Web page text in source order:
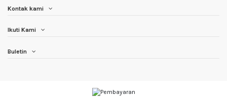
Kontak kami
Ikuti Kami
Buletin